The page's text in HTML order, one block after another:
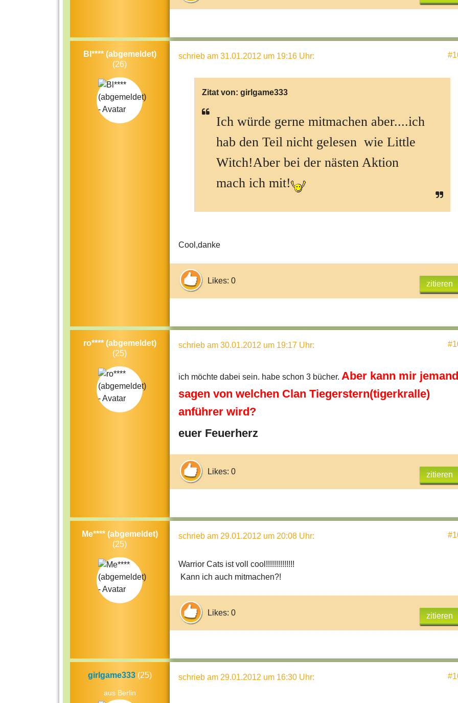
Bl**** (abgemeldet)
(26)
schrieb am 31.01.2012 um 19:16 Uhr:
Zitat von: girlgame333
Ich würde gerne mitmachen aber....ich
hab den Teil nicht gelesen wie Little
Witch!Aber bei der nästen Aktion
mach ich mit!
Cool,danke
Likes: 0 zitieren
ro**** (abgemeldet)
(25)
schrieb am 30.01.2012 um 19:17 Uhr:
ich möchte dabei sein. habe schon 3 bücher. Aber kann mir jemand
sagen von welchen Clan Tiegerstern(tigerkralle)
anführer wird?
euer Feuerherz
Likes: 0 zitieren
Me**** (abgemeldet)
(25)
schrieb am 29.01.2012 um 20:08 Uhr:
Warrior Cats ist voll cool!!!!!!!!!!!!!!
Kann ich auch mitmachen?!
Likes: 0 zitieren
girlgame333(25)
aus Berlin
schrieb am 29.01.2012 um 16:30 Uhr: